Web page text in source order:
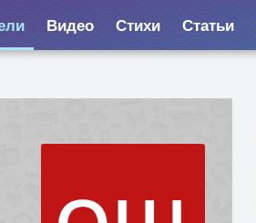
Видео Стихи Статьи